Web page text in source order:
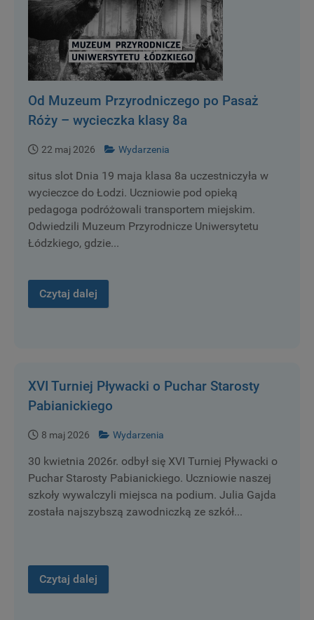
Od Muzeum Przyrodniczego po Pasaż
Róży – wycieczka klasy 8a
22 maj 2026 Wydarzenia
situs slot Dnia 19 maja klasa 8a uczestniczyła w
wycieczce do Łodzi. Uczniowie pod opieką
pedagoga podróżowali transportem miejskim.
Odwiedzili Muzeum Przyrodnicze Uniwersytetu
Łódzkiego, gdzie...
Czytaj dalej
XVI Turniej Pływacki o Puchar Starosty
Pabianickiego
8 maj 2026 Wydarzenia
30 kwietnia 2026r. odbył się XVI Turniej Pływacki o
Puchar Starosty Pabianickiego. Uczniowie naszej
szkoły wywalczyli miejsca na podium. Julia Gajda
została najszybszą zawodniczką ze szkół...
Czytaj dalej